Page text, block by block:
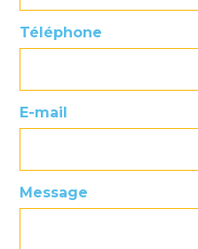
Téléphone
E-mail
Message